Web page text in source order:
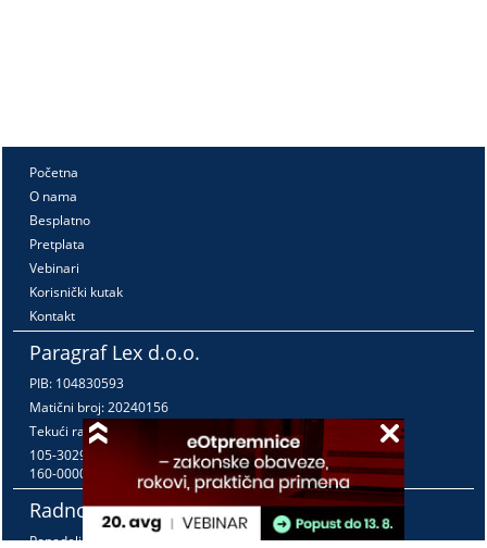
Početna
O nama
Besplatno
Pretplata
Vebinari
Korisnički kutak
Kontakt
Paragraf Lex d.o.o.
PIB: 104830593
Matični broj: 20240156
Tekući račun:
105-3029346-18
160-0000000380290-23
Radno vreme:
Ponedeljak - petak